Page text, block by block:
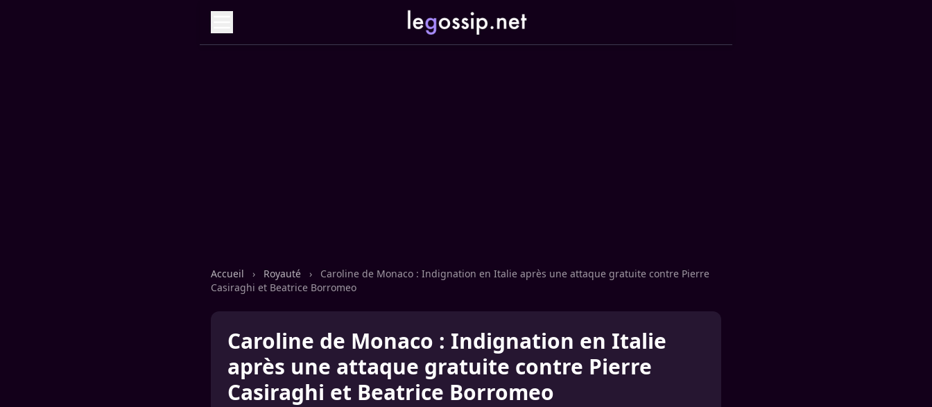
Accueil › Royauté ›
Caroline de Monaco : Indignation en Italie après une attaque gratuite contre Pierre
Casiraghi et Beatrice Borromeo
Caroline de Monaco : Indignation en Italie
après une attaque gratuite contre Pierre
Casiraghi et Beatrice Borromeo